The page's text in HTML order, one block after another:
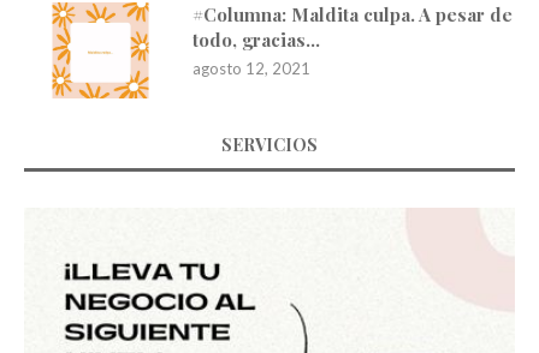
#Columna: Maldita culpa. A pesar de
todo, gracias…
agosto 12, 2021
SERVICIOS